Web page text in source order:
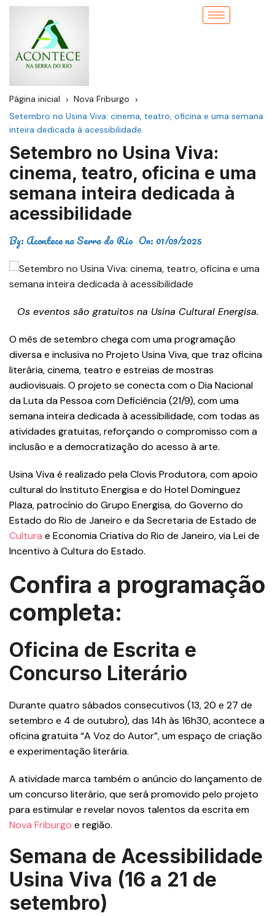
Página inicial
Nova Friburgo
Setembro no Usina Viva: cinema, teatro, oficina e uma semana
inteira dedicada à acessibilidade
Setembro no Usina Viva:
cinema, teatro, oficina e uma
semana inteira dedicada à
acessibilidade
By: Acontece na Serra do Rio On: 01/09/2025
Os eventos são gratuitos na Usina Cultural Energisa.
O mês de setembro chega com uma programação
diversa e inclusiva no Projeto Usina Viva, que traz oficina
literária, cinema, teatro e estreias de mostras
audiovisuais. O projeto se conecta com o Dia Nacional
da Luta da Pessoa com Deficiência (21/9), com uma
semana inteira dedicada à acessibilidade, com todas as
atividades gratuitas, reforçando o compromisso com a
inclusão e a democratização do acesso à arte.
Usina Viva é realizado pela Clovis Produtora, com apoio
cultural do Instituto Energisa e do Hotel Dominguez
Plaza, patrocínio do Grupo Energisa, do Governo do
Estado do Rio de Janeiro e da Secretaria de Estado de
Cultura e Economia Criativa do Rio de Janeiro, via Lei de
Incentivo à Cultura do Estado.
Confira a programação
completa:
Oficina de Escrita e
Concurso Literário
Durante quatro sábados consecutivos (13, 20 e 27 de
setembro e 4 de outubro), das 14h às 16h30, acontece a
oficina gratuita “A Voz do Autor”, um espaço de criação
e experimentação literária.
A atividade marca também o anúncio do lançamento de
um concurso literário, que será promovido pelo projeto
para estimular e revelar novos talentos da escrita em
Nova Friburgo e região.
Semana de Acessibilidade
Usina Viva (16 a 21 de
setembro)